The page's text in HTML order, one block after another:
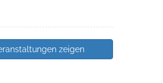
zeigen